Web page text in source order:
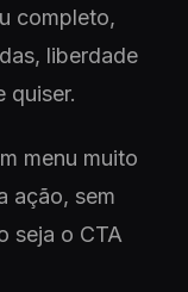
completo,
liberdade
quiser.
menu muito
ação, sem
seja o CTA